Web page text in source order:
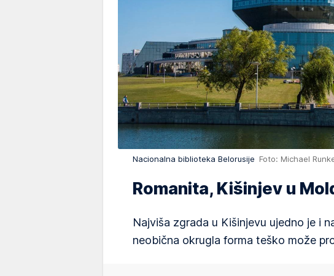
Nacionalna biblioteka Belorusije Foto: Michael
Romanita, Kišinjev u
Najviša zgrada u Kišinjevu ujedno je i
neobična okrugla forma teško može